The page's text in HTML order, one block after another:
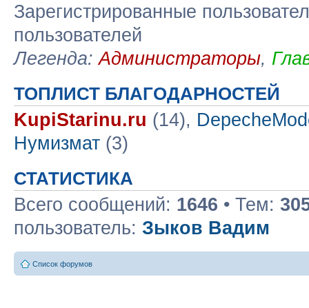
Зарегистрированные
пользователей
Легенда:Администраторы,
ТОПЛИСТ БЛАГОДАРНОСТЕЙ
KupiStarinu.ru (14),
Нумизмат (3)
СТАТИСТИКА
Всего сообщений: 1646 • Тем:
пользователь: Зыков Вадим
Список форумов